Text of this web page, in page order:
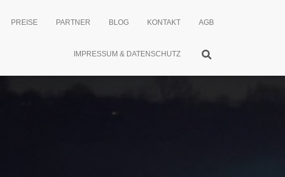
PREISE PARTNER BLOG KONTAKT AGB
IMPRESSUM & DATENSCHUTZ